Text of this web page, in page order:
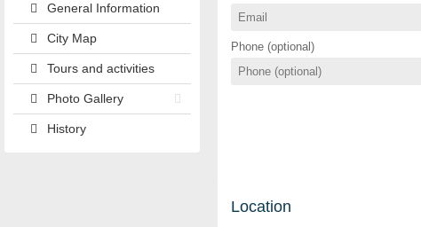
General Information
City Map
Tours and activities
Photo Gallery
History
Phone (optional)
Location